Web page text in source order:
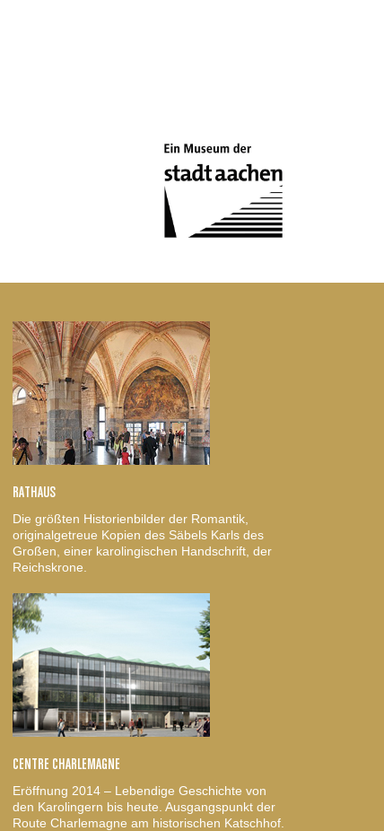
RATHAUS
Die größten Historienbilder der Romantik,
originalgetreue Kopien des Säbels Karls des
Großen, einer karolingischen Handschrift, der
Reichskrone.
CENTRE CHARLEMAGNE
Eröffnung 2014 – Lebendige Geschichte von
den Karolingern bis heute. Ausgangspunkt der
Route Charlemagne am historischen Katschhof.